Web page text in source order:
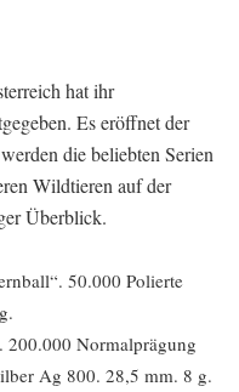
hat ihr
Es eröffnet der
die beliebten Serien
Wildtieren auf der
Überblick.
50.000 Polierte
200.000 Normalprägung
Ag 800. 28,5 mm. 8 g.